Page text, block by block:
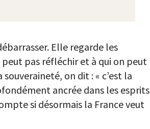
Elle regarde les
pas réfléchir et à qui on peut
on dit : « c’est la
ancrée dans les esprits
si désormais la France veut